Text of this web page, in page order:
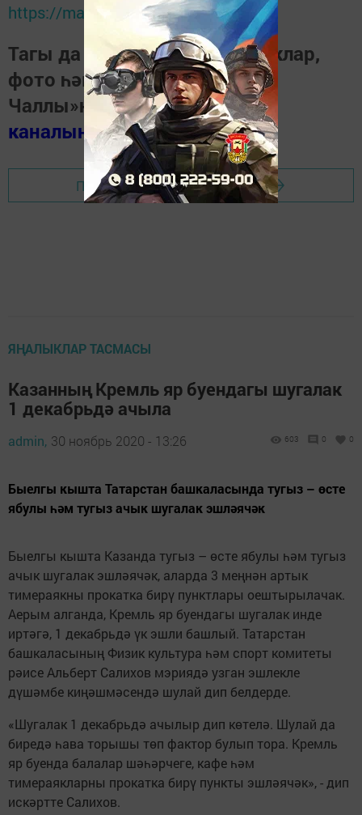
https://max.ru/tatmedia
Тагы да кызыклырак яңалыклар,
фото һәм видеолар «Шәһри
Чаллы»ныңMAX
каналында(язылыгыз).
Перейти на страницу новости
ЯҢАЛЫКЛАР ТАСМАСЫ
Казанның Кремль яр буендагы шугалак
1 декабрьдә ачыла
admin, 30 ноябрь 2020 - 13:26 603 0 0
Быелгы кышта Татарстан башкаласында тугыз – өсте
ябулы һәм тугыз ачык шугалак эшләячәк
Быелгы кышта Казанда тугыз – өсте ябулы һәм тугыз
ачык шугалак эшләячәк, аларда 3 меңнән артык
тимераякны прокатка бирү пунктлары оештырылачак.
Аерым алганда, Кремль яр буендагы шугалак инде
иртәгә, 1 декабрьдә үк эшли башлый. Татарстан
башкаласының Физик культура һәм спорт комитеты
рәисе Альберт Салихов мэриядә узган эшлекле
дүшәмбе киңәшмәсендә шулай дип белдерде.
«Шугалак 1 декабрьдә ачылыр дип көтелә. Шулай да
биредә һава торышы төп фактор булып тора. Кремль
яр буенда балалар шәһәрчеге, кафе һәм
тимераякларны прокатка бирү пункты эшләячәк», - дип
искәртте Салихов.